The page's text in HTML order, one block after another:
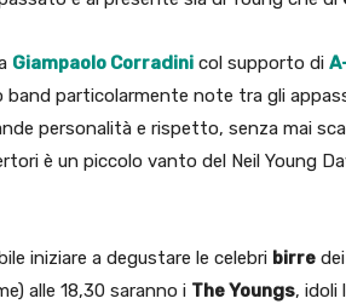
Giampaolo Corradini col supporto di
band particolarmente note tra gli
personalità e rispetto, senza mai
è un piccolo vanto del Neil Young
iniziare a degustare le celebri birre
alle 18,30 saranno i The Youngs, idoli